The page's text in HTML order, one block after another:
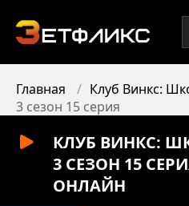
Главная
Клуб Винкс:
3 сезон 15 серия
КЛУБ ВИНКС:
3 СЕЗОН 15
ОНЛАЙН